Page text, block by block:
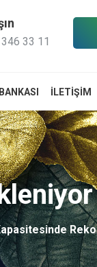
33 11
İLETIŞIM